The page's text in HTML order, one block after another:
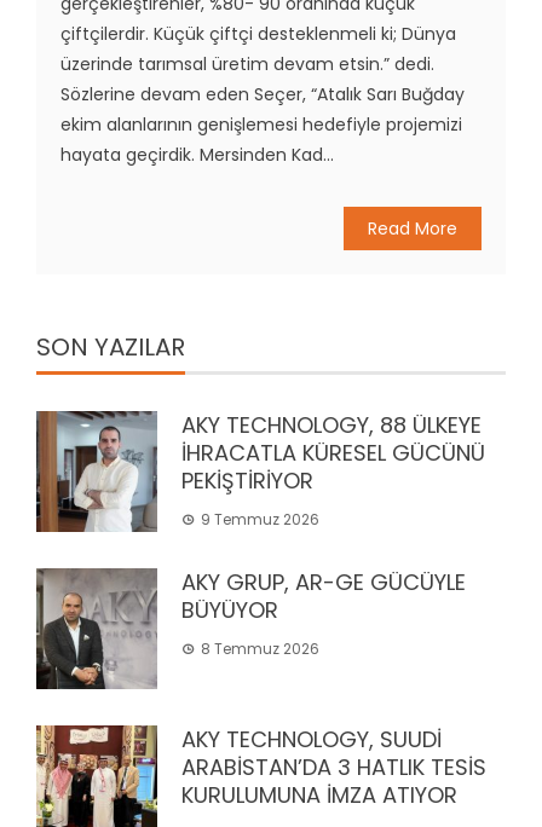
çiftçilerdir. Küçük çiftçi desteklenmeli ki; Dünya
üzerinde tarımsal üretim devam etsin.” dedi.
Sözlerine devam eden Seçer, “Atalık Sarı Buğday
ekim alanlarının genişlemesi hedefiyle projemizi
hayata geçirdik. Mersinden Kad...
Read More
SON YAZILAR
AKY TECHNOLOGY, 88 ÜLKEYE
İHRACATLA KÜRESEL GÜCÜNÜ
PEKİŞTİRİYOR
9 Temmuz 2026
AKY GRUP, AR-GE GÜCÜYLE
BÜYÜYOR
8 Temmuz 2026
AKY TECHNOLOGY, SUUDİ
ARABİSTAN’DA 3 HATLIK TESİS
KURULUMUNA İMZA ATIYOR